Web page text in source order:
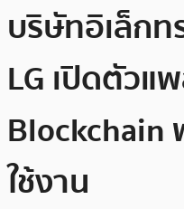
บริษัทอิเล็ก
LG เปิดตัว
Blockchain
ใช้งาน